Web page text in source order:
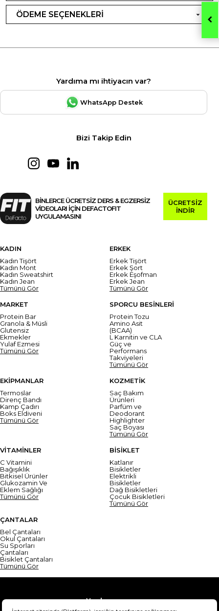
ÖDEME SEÇENEKLERİ
Yardıma mı ihtiyacın var?
WhatsApp Destek
Bizi Takip Edin
BİNLERCE ÜCRETSİZ DERS & EGZERSİZ
VİDEOLARI İÇİN DEFACTOFIT
UYGULAMASINI
ÜCRETSİZ
İNDİR
KADIN
Kadın Tişört
Kadın Mont
Kadın Sweatshirt
Kadın Jean
Tümünü Gör
ERKEK
Erkek Tişört
Erkek Şort
Erkek Eşofman
Erkek Jean
Tümünü Gör
MARKET
Protein Bar
Granola & Müsli
Glutensiz
Ekmekler
Yulaf Ezmesi
Tümünü Gör
SPORCU BESİNLERİ
Protein Tozu
Amino Asit
(BCAA)
L Karnitin ve CLA
Güç ve
Performans
Takviyeleri
Tümünü Gör
EKİPMANLAR
Termoslar
Direnç Bandı
Kamp Çadırı
Boks Eldiveni
Tümünü Gör
KOZMETİK
Saç Bakım
Ürünleri
Parfüm ve
Deodorant
Highlighter
Saç Boyası
Tümünü Gör
VİTAMİNLER
C Vitamini
Bağışıklık
Bitkisel Ürünler
Glukozamin Ve
Eklem Sağlığı
Tümünü Gör
BİSİKLET
Katlanır
Bisikletler
Elektrikli
Bisikletler
Dağ Bisikletleri
Çocuk Bisikletleri
Tümünü Gör
ÇANTALAR
Bel Çantaları
Okul Çantaları
Su Sporları
Çantaları
Bisiklet Çantaları
Tümünü Gör
Yardım